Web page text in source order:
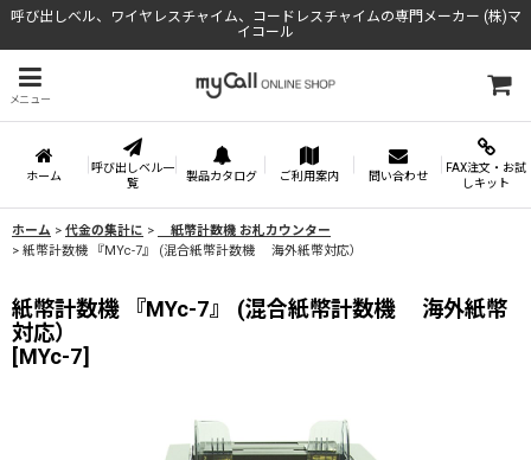
呼び出しベル、ワイヤレスチャイム、コードレスチャイムの専門メーカー (株)マ
イコール
メニュー
ホーム
呼び出しベル一
覧
製品カタログ ご利用案内 問い合わせ
FAX注文・お試
しキット
ホーム > 代金の集計に >
紙幣計数機 お札カウンター
> 紙幣計数機 『MYc-7』 (混合紙幣計数機 海外紙幣対応）
紙幣計数機 『MYc-7』 (混合紙幣計数機 海外紙幣
対応）
[MYc-7]